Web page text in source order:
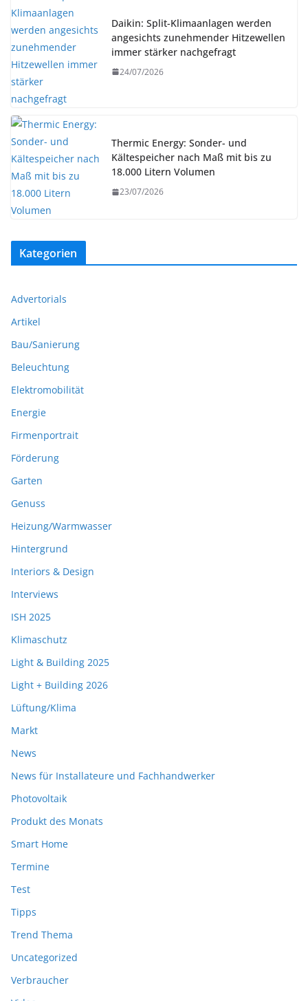
Daikin: Split-Klimaanlagen werden
angesichts zunehmender Hitzewellen
immer stärker nachgefragt
24/07/2026
Thermic Energy: Sonder- und
Kältespeicher nach Maß mit bis zu
18.000 Litern Volumen
23/07/2026
Kategorien
Advertorials
Artikel
Bau/Sanierung
Beleuchtung
Elektromobilität
Energie
Firmenportrait
Förderung
Garten
Genuss
Heizung/Warmwasser
Hintergrund
Interiors & Design
Interviews
ISH 2025
Klimaschutz
Light & Building 2025
Light + Building 2026
Lüftung/Klima
Markt
News
News für Installateure und Fachhandwerker
Photovoltaik
Produkt des Monats
Smart Home
Termine
Test
Tipps
Trend Thema
Uncategorized
Verbraucher